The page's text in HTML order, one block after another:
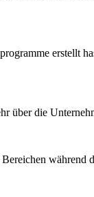
erstellt
über die
während